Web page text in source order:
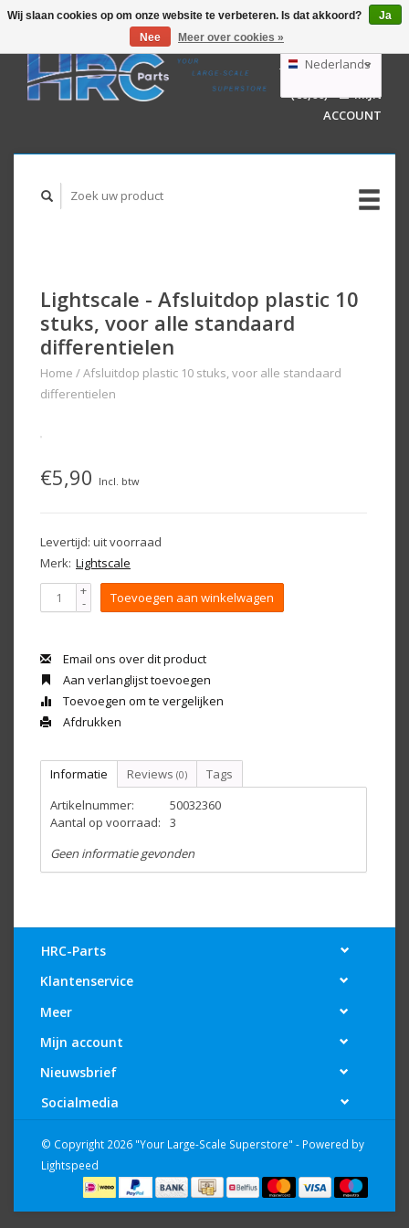
GBP
AUD
Nederlands
Deutsch
English
WINKELWAGEN
(€0,00)
MIJN
ACCOUNT
Lightscale - Afsluitdop plastic 10
stuks, voor alle standaard
differentielen
Home /Afsluitdop plastic 10 stuks, voor alle standaard
differentielen
€5,90 Incl. btw
Levertijd: uit voorraad
Merk: Lightscale
+
- Toevoegen aan winkelwagen
Email ons over dit product
Aan verlanglijst toevoegen
Toevoegen om te vergelijken
Afdrukken
Informatie Reviews (0)
Tags
Artikelnummer:
50032360
Aantal op voorraad:
3
Geen informatie gevonden
HRC-Parts
Klantenservice
Meer
Mijn account
Nieuwsbrief
Socialmedia
© Copyright 2026 "Your Large-Scale Superstore" - Powered by
Lightspeed
Wij slaan cookies op om onze website te verbeteren. Is dat akkoord?
Ja
Nee
Meer over cookies »